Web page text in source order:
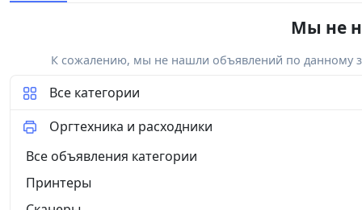
Мы не
К сожалению, мы не нашли объявлений по данному
Все категории
Оргтехника и расходники
Все объявления категории
Принтеры